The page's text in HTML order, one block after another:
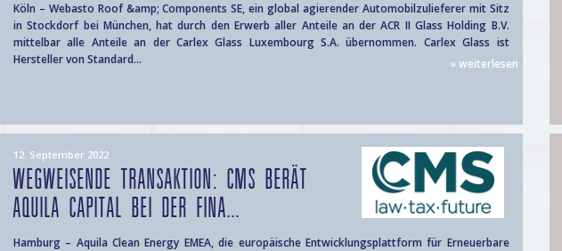
Köln – Webasto Roof &amp; Components SE, ein global agierender Automobilzulieferer mit Sitz
in Stockdorf bei München, hat durch den Erwerb aller Anteile an der ACR II Glass Holding B.V.
mittelbar alle Anteile an der Carlex Glass Luxembourg S.A. übernommen. Carlex Glass ist
Hersteller von Standard...
» weiterlesen
12. September 2022
WEGWEISENDE TRANSAKTION: CMS BERÄT
AQUILA CAPITAL BEI DER FINA...
Hamburg – Aquila Clean Energy EMEA, die europäische Entwicklungsplattform für Erneuerbare